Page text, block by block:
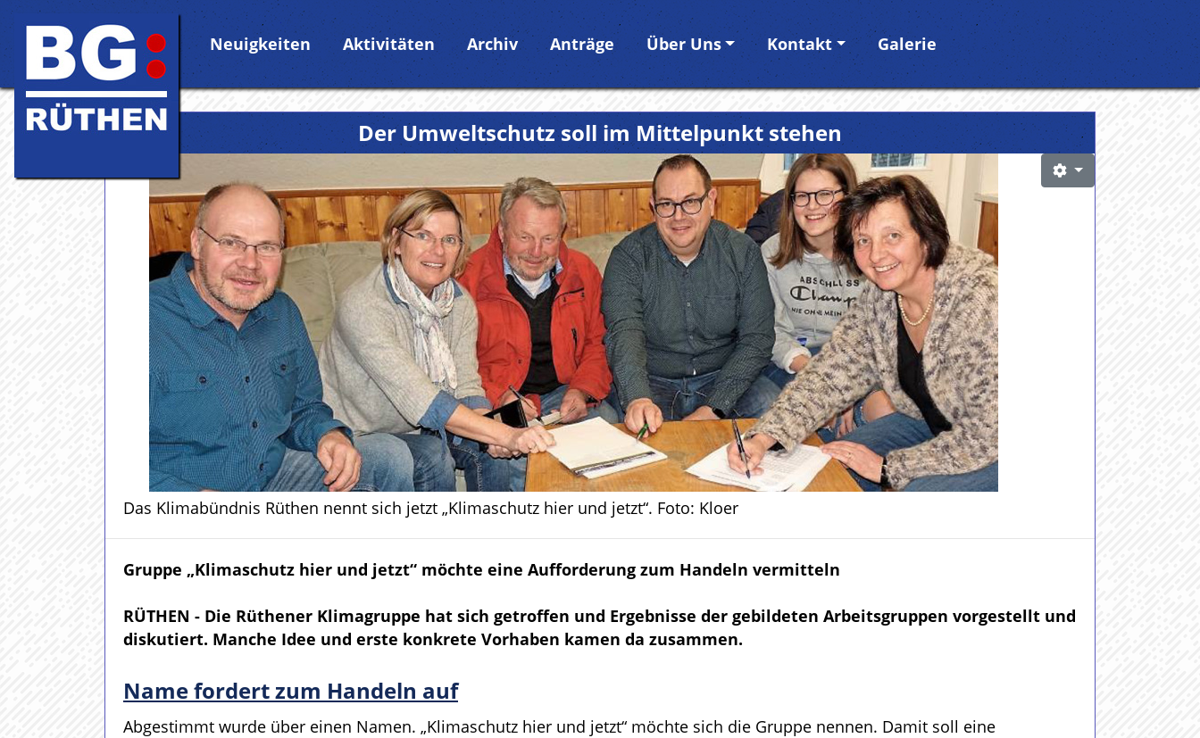
Neuigkeiten Aktivitäten Archiv Anträge Über Uns Kontakt Galerie
Der Umweltschutz soll im Mittelpunkt stehen
Das Klimabündnis Rüthen nennt sich jetzt „Klimaschutz hier und jetzt“. Foto: Kloer
Gruppe „Klimaschutz hier und jetzt“ möchte eine Aufforderung zum Handeln vermitteln
RÜTHEN - Die Rüthener Klimagruppe hat sich getroffen und Ergebnisse der gebildeten Arbeitsgruppen vorgestellt und
diskutiert. Manche Idee und erste konkrete Vorhaben kamen da zusammen.
Name fordert zum Handeln auf
Abgestimmt wurde über einen Namen. „Klimaschutz hier und jetzt“ möchte sich die Gruppe nennen. Damit soll eine